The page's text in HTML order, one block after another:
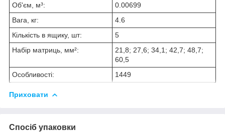
Об'єм, м³:
0.00699
Вага, кг:
4.6
Кількість в ящику, шт:
5
Набір матриць, мм²:
21,8; 27,6; 34,1; 42,7; 48,7;
60,5
Особливості:
1449
Приховати
Спосіб упаковки